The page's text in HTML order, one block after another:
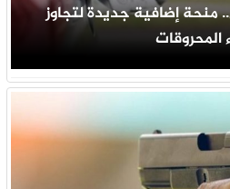
إضافية جديدة لتجاوز
المحروقات